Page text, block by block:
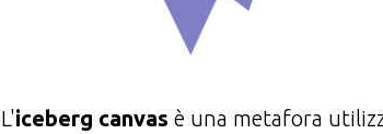
L'iceberg canvas è una metafora